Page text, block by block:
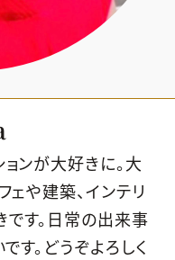
ンが大好きに。大
ェや建築、インテリ
です。日常の出来事
す。どうぞよろしく